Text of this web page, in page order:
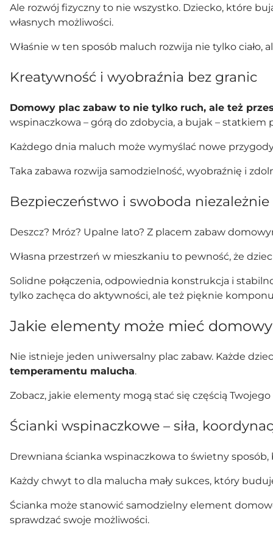
Ale rozwój fizyczny to nie wszystko. Dziecko, które
własnych możliwości.
Właśnie w ten sposób maluch rozwija nie tylko ciało,
Kreatywność i wyobraźnia bez granic
Domowy plac zabaw to nie tylko ruch, ale też
wspinaczkowa – górą do zdobycia, a bujak – statkiem
Każdego dnia maluch może wymyślać nowe
Taka zabawa rozwija samodzielność, wyobraźnię i
Bezpieczeństwo i swoboda
Deszcz? Mróz? Upalne lato? Z placem zabaw
Własna przestrzeń w mieszkaniu to pewność, że
Solidne połączenia, odpowiednia konstrukcja i
tylko zachęca do aktywności, ale też pięknie
Jakie elementy może mieć
Nie istnieje jeden uniwersalny plac zabaw. Każde
temperamentu malucha.
Zobacz, jakie elementy mogą stać się częścią
Ścianki wspinaczkowe – siła,
Drewniana ścianka wspinaczkowa to świetny
Każdy chwyt to dla malucha mały sukces, który
Ścianka może stanowić samodzielny element
sprawdzać swoje możliwości.